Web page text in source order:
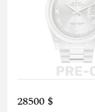
28500 $